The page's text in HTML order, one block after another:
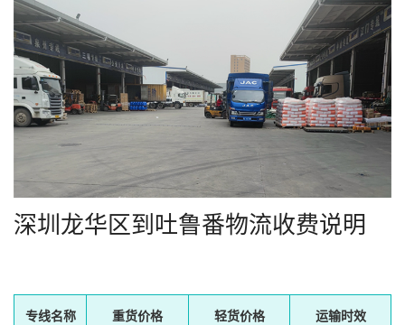
深圳龙华区到吐鲁番物流收费说明
专线名称 重货价格 轻货价格 运输时效